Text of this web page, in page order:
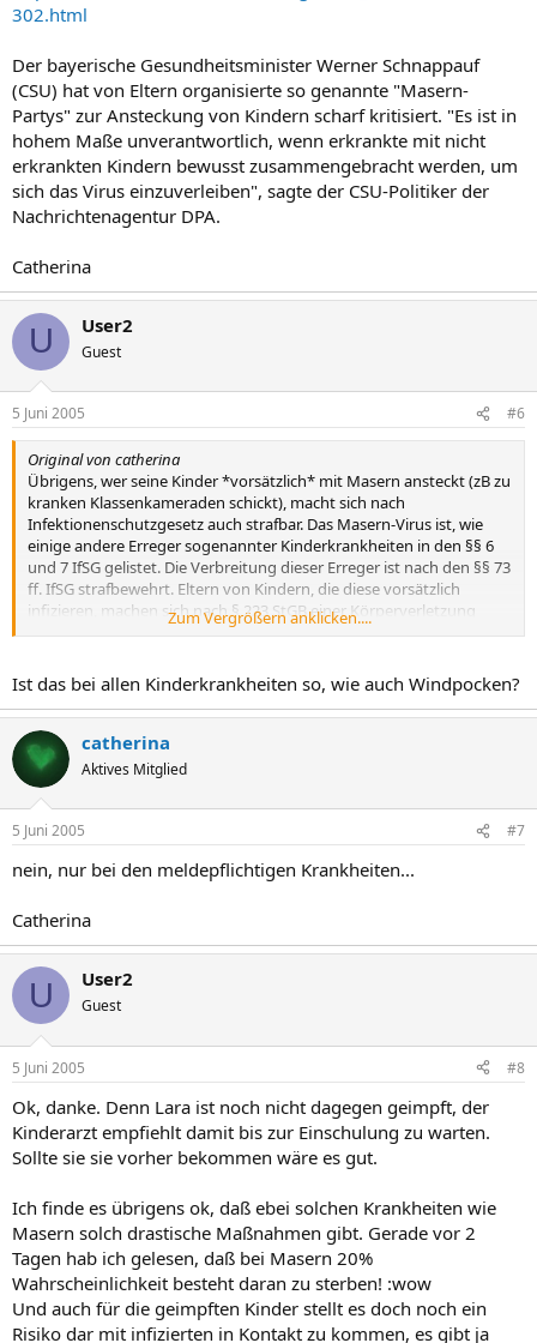
302.html
Der bayerische Gesundheitsminister Werner Schnappauf
(CSU) hat von Eltern organisierte so genannte "Masern-
Partys" zur Ansteckung von Kindern scharf kritisiert. "Es ist in
hohem Maße unverantwortlich, wenn erkrankte mit nicht
erkrankten Kindern bewusst zusammengebracht werden, um
sich das Virus einzuverleiben", sagte der CSU-Politiker der
Nachrichtenagentur DPA.
Catherina
U User2
Guest
5 Juni 2005 #6
Original von catherina
Übrigens, wer seine Kinder *vorsätzlich* mit Masern ansteckt (zB zu
kranken Klassenkameraden schickt), macht sich nach
Infektionenschutzgesetz auch strafbar. Das Masern-Virus ist, wie
einige andere Erreger sogenannter Kinderkrankheiten in den §§ 6
und 7 IfSG gelistet. Die Verbreitung dieser Erreger ist nach den §§ 73
ff. IfSG strafbewehrt. Eltern von Kindern, die diese vorsätzlich
infizieren, machen sich nach § 223 StGB einer Körperverletzung
schuldig.
Zum Vergrößern anklicken....
Ist das bei allen Kinderkrankheiten so, wie auch Windpocken?
catherina
Aktives Mitglied
5 Juni 2005 #7
nein, nur bei den meldepflichtigen Krankheiten...
Catherina
U User2
Guest
5 Juni 2005 #8
Ok, danke. Denn Lara ist noch nicht dagegen geimpft, der
Kinderarzt empfiehlt damit bis zur Einschulung zu warten.
Sollte sie sie vorher bekommen wäre es gut.
Ich finde es übrigens ok, daß ebei solchen Krankheiten wie
Masern solch drastische Maßnahmen gibt. Gerade vor 2
Tagen hab ich gelesen, daß bei Masern 20%
Wahrscheinlichkeit besteht daran zu sterben! :wow
Und auch für die geimpften Kinder stellt es doch noch ein
Risiko dar mit infizierten in Kontakt zu kommen, es gibt ja